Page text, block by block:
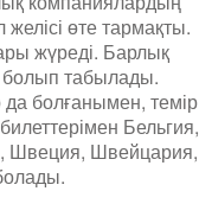
өте тармақты.
жүреді. Барлық
табылады.
да болғанымен, темір
Бельгия,
Швеция, Швейцария,